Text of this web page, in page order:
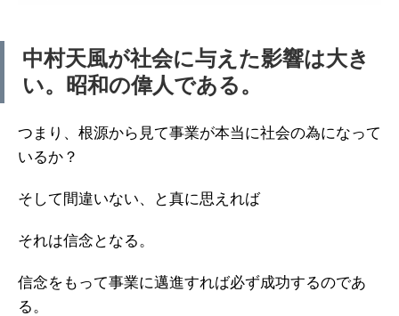
中村天風が社会に与えた影響は大き
い。昭和の偉人である。
つまり、根源から見て事業が本当に社会の為になって
いるか？
そして間違いない、と真に思えれば
それは信念となる。
信念をもって事業に邁進すれば必ず成功するのであ
る。